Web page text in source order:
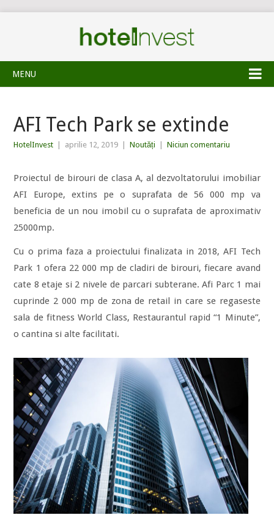
MENU
AFI Tech Park se extinde
HotelInvest aprilie 12, 2019 Noutăți Niciun comentariu
Proiectul de birouri de clasa A, al dezvoltatorului imobiliar
AFI Europe, extins pe o suprafata de 56 000 mp va
beneficia de un nou imobil cu o suprafata de aproximativ
25000mp.
Cu o prima faza a proiectului finalizata in 2018, AFI Tech
Park 1 ofera 22 000 mp de cladiri de birouri, fiecare avand
cate 8 etaje si 2 nivele de parcari subterane. Afi Parc 1 mai
cuprinde 2 000 mp de zona de retail in care se regaseste
sala de fitness World Class, Restaurantul rapid “1 Minute”,
o cantina si alte facilitati.